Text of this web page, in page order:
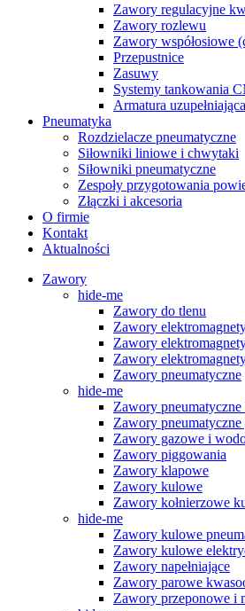
Zawory regulacyjne
Zawory rozlewu
Zawory współosiowe
Przepustnice
Zasuwy
Systemy tankowania
Armatura uzupełniająca
Pneumatyka
Rozdzielacze pneumatyczne
Siłowniki liniowe i chwytaki
Siłowniki pneumatyczne
Zespoły przygotowania
Złączki i akcesoria
O firmie
Kontakt
Aktualności
Zawory
hide-me
Zawory do tlenu
Zawory
Zawory
Zawory
Zawory pneumatyczne
hide-me
Zawory pneumatyczne
Zawory
Zawory gazowe i
Zawory piggowania
Zawory klapowe
Zawory kulowe
Zawory kołnierzowe
hide-me
Zawory kulowe
Zawory kulowe
Zawory napełniające
Zawory parowe
Zawory przeponowe i